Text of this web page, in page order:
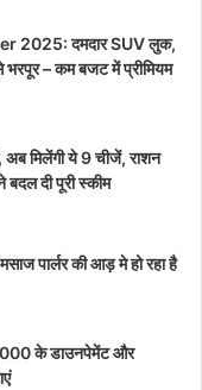
2025: दमदार SUV लुक,
भरपूर – कम बजट में प्रीमियम
अब मिलेंगी ये 9 चीजें, राशन
बदल दी पूरी स्कीम
पार्लर की आड़ मे हो रहा है
के डाउनपेमेंट और